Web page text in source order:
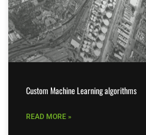
Custom Machine Learning algorithms
READ MORE »